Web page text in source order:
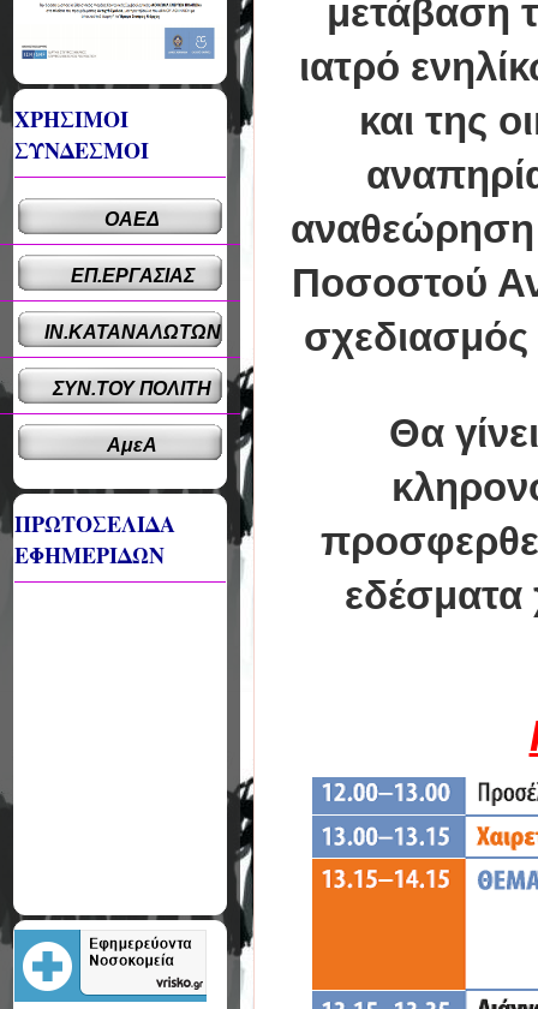
μετάβαση
ιατρό
και της
αναθεώρηση
Ποσοστού
Θα
εδέσματα
ΧΡΗΣΙΜΟΙ
ΣΥΝΔΕΣΜΟΙ
ΟΑΕΔ
ΕΠ.ΕΡΓΑΣΙΑΣ
ΙΝ.ΚΑΤΑΝΑΛΩΤΩΝ
ΣΥΝ.ΤΟΥ ΠΟΛΙΤΗ
ΑμεΑ
ΠΡΩΤΟΣΕΛΙΔΑ
ΕΦΗΜΕΡΙΔΩΝ